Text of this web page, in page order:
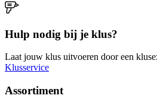
Hulp nodig bij je klus?
Laat jouw klus uitvoeren door een
Klusservice
Assortiment